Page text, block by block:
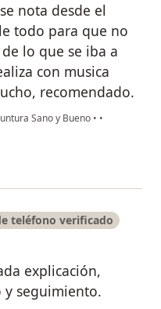
nota desde el
todo para que no
lo que se iba a
con musica
recomendado.
Sano y Bueno • •
teléfono verificado
explicación,
seguimiento.